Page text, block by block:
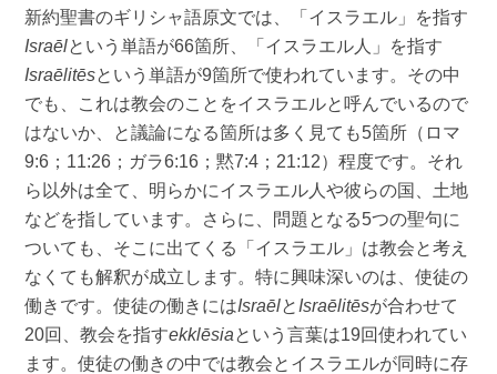
新約聖書のギリシャ語原文では、「イスラエル」を指す
Israēlという単語が66箇所、「イスラエル人」を指す
Israēlitēsという単語が9箇所で使われています。その中
でも、これは教会のことをイスラエルと呼んでいるので
はないか、と議論になる箇所は多く見ても5箇所（ロマ
9:6；11:26；ガラ6:16；黙7:4；21:12）程度です。それ
ら以外は全て、明らかにイスラエル人や彼らの国、土地
などを指しています。さらに、問題となる5つの聖句に
ついても、そこに出てくる「イスラエル」は教会と考え
なくても解釈が成立します。特に興味深いのは、使徒の
働きです。使徒の働きにはIsraēlと Israēlitēsが合わせて
20回、教会を指すekklēsiaという言葉は19回使われてい
ます。使徒の働きの中では教会とイスラエルが同時に存